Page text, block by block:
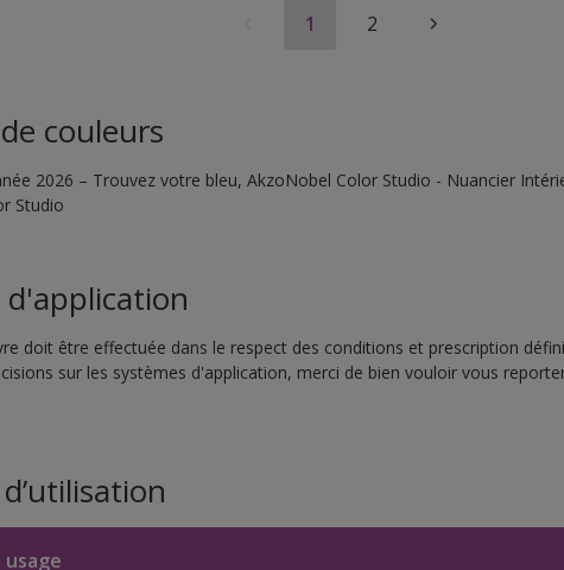
1 2
couleurs
2026 – Trouvez votre bleu, AkzoNobel Color Studio - Nuancier
Studio
d'application
doit être effectuée dans le respect des conditions et prescription
sur les systèmes d'application, merci de bien vouloir vous